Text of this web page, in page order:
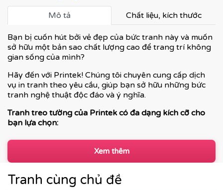
Mô tả Chất liệu, kích thước
Bạn bị cuốn hút bởi vẻ đẹp của bức tranh này và muốn
sở hữu một bản sao chất lượng cao để trang trí không
gian sống của mình?
Hãy đến với Printek! Chúng tôi chuyên cung cấp dịch
vụ in tranh theo yêu cầu, giúp bạn sở hữu những bức
tranh nghệ thuật độc đáo và ý nghĩa.
Tranh treo tường của Printek có đa dạng kích cỡ cho
bạn lựa chọn:
Xem thêm
Tranh cùng chủ đề